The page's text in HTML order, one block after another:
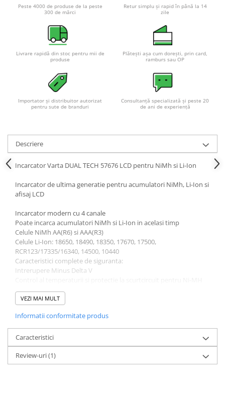
Peste 4000 de produse de la peste
300 de mărci
Retur simplu și rapid în până la 14
zile
Livrare rapidă din stoc pentru mii de
produse
Plătești așa cum dorești, prin card,
ramburs sau OP
Importator și distribuitor autorizat
pentru sute de branduri
Consultanță specializată și peste 20
de ani de experiență
Descriere
Incarcator Varta DUAL TECH 57676 LCD pentru NiMh si Li-Ion
Incarcator de ultima generatie pentru acumulatori NiMh, Li-Ion si
afisaj LCD
Incarcator modern cu 4 canale
Poate incarca acumulatori NiMh si Li-Ion in acelasi timp
Celule NiMh AA(R6) si AAA(R3)
Celule Li-Ion: 18650, 18490, 18350, 17670, 17500,
RCR123/17335/16340, 14500, 10440
Caracteristici complete de siguranta:
Intrerupere Minus Delta V
4 moduri pentru Ni-MH: Incarcare, Descarcare, Testarea
capacitatii si Reimprospatare(Refresh)
Iesire USB 5V / 1.0A pentru încărcarea dispozitivelor mobile
Include cablu de alimentare de 1.8m
Garantie 36 luni
Detalii
Tip Varta 57676
VEZI MAI MULT
Informatii conformitate produs
Caracteristici
Review-uri(1)